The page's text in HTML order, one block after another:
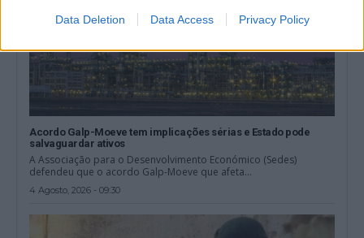
Data Deletion Data Access Privacy Policy
Acordo Galp-Moeve tem implicações sérias e Estado pode
salvaguardar ativos
A Associação para o Desenvolvimento Económico (Sedes)
defendeu que o acordo Galp-Moeve que afeta...
4 Agosto, 2026 - 09:30